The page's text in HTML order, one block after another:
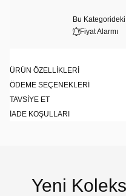
Bu
Fiyat Alarmı
ÜRÜN ÖZELLIKLERI
ÖDEME SEÇENEKLERI
TAVSIYE ET
İADE KOŞULLARI
Yeni